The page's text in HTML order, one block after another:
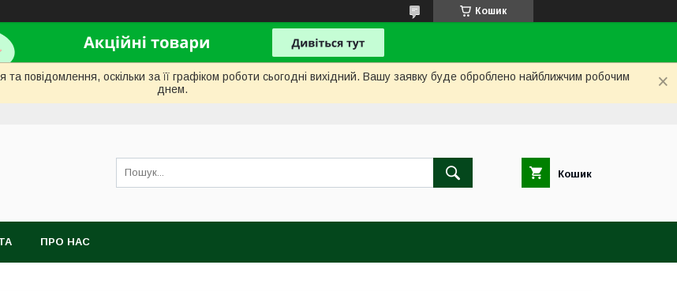
Кошик
повідомлення, оскільки за її графіком роботи сьогодні вихідний. Вашу заявку буде оброблено найближчим робочим
днем.
Кошик
ПРО НАС